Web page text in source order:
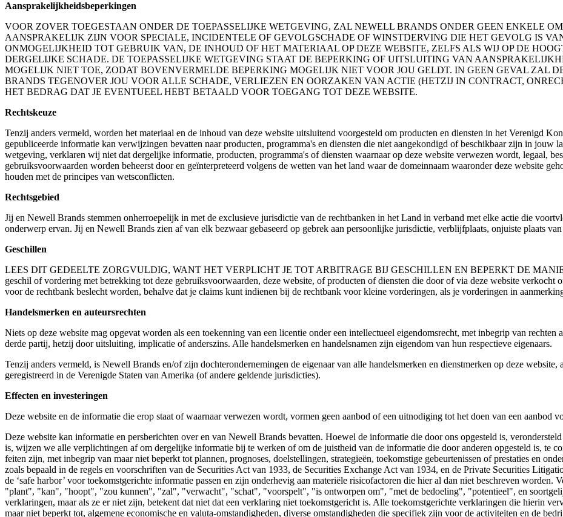
Aansprakelijkheidsbeperkingen
VOOR ZOVER TOEGESTAAN ONDER DE TOEPASSELIJKE WETGEVING, ZAL NEWELL BRANDS ONDER GEEN ENKELE
AANSPRAKELIJK ZIJN VOOR SPECIALE, INCIDENTELE OF GEVOLGSCHADE OF WINSTDERVING DIE HET GEVOLG IS
ONMOGELIJKHEID TOT GEBRUIK VAN, DE INHOUD OF HET MATERIAAL OP DEZE WEBSITE, ZELFS ALS WIJ OP DE
DERGELIJKE SCHADE. DE TOEPASSELIJKE WETGEVING STAAT DE BEPERKING OF UITSLUITING VAN
MOGELIJK NIET TOE, ZODAT BOVENVERMELDE BEPERKING MOGELIJK NIET VOOR JOU GELDT. IN GEEN GEVAL ZAL
BRANDS TEGENOVER JOU VOOR ALLE SCHADE, VERLIEZEN EN OORZAKEN VAN ACTIE (HETZIJ IN CONTRACT,
HET BEDRAG DAT JE EVENTUEEL HEBT BETAALD VOOR TOEGANG TOT DEZE WEBSITE.
Rechtskeuze
Tenzij anders vermeld, worden het materiaal en de inhoud van deze website uitsluitend voorgesteld om producten en diensten in het Verenigd
gepubliceerde informatie kan verwijzingen bevatten naar producten, programma's en diensten die niet aangekondigd of beschikbaar zijn in jouw
wetgeving, verklaren wij niet dat dergelijke informatie, producten, programma's of diensten waarnaar op deze website verwezen wordt, legaal,
gebruiksvoorwaarden worden beheerst door en geïnterpreteerd volgens de wetten van het land waar de domeinnaam waaronder deze website
houden met de principes van wetsconflicten.
Rechtsgebied
Jij en Newell Brands stemmen onherroepelijk in met de exclusieve jurisdictie van de rechtbanken in het Land in verband met elke actie die
onderwerp ervan. Jij en Newell Brands zien af van elk bezwaar gebaseerd op gebrek aan persoonlijke jurisdictie, verblijfplaats, onjuiste plaats
Geschillen
LEES DIT GEDEELTE ZORGVULDIG, WANT HET VERPLICHT JE TOT ARBITRAGE BIJ GESCHILLEN EN BEPERKT DE
geschil of vordering met betrekking tot deze gebruiksvoorwaarden, deze website, of producten of diensten die door of via deze website verkocht
voor de rechtbank beslecht worden, behalve dat je claims kunt indienen bij de rechtbank voor kleine vorderingen, als je vorderingen in
Handelsmerken en auteursrechten
Niets op deze website mag opgevat worden als een toekenning van een licentie onder een intellectueel eigendomsrecht, met inbegrip van
derde partij, hetzij door uitsluiting, implicatie of anderszins. Alle handelsmerken en handelsnamen zijn eigendom van hun respectieve eigenaars.
Tenzij anders vermeld, is Newell Brands en/of zijn dochterondernemingen de eigenaar van alle handelsmerken en dienstmerken op deze
geregistreerd in de Verenigde Staten van Amerika (of andere geldende jurisdicties).
Effecten en investeringen
Deze website en de informatie die erop staat of waarnaar verwezen wordt, vormen geen aanbod of een uitnodiging tot het doen van een aanbod
Deze website kan informatie en persberichten over en van Newell Brands bevatten. Hoewel de informatie die door ons opgesteld is,
is, wijzen we alle verplichtingen af om dergelijke informatie bij te werken of om de juistheid van de informatie die door anderen opgesteld is, te
feiten zijn, met inbegrip van maar niet beperkt tot plannen, prognoses, doelstellingen, strategieën, toekomstige gebeurtenissen of prestaties en
zoals bepaald in de regels en voorschriften van de Securities Act van 1933, de Securities Exchange Act van 1934, en de Private Securities
de ‘safe harbor’ voor toekomstgerichte informatie passen en zijn onderhevig aan materiële risicofactoren die hier al dan niet beschreven
"plant", "kan", "hoopt", "zou kunnen", "zal", "verwacht", "schat", "voorspelt", "is ontworpen om", "met de bedoeling", "potentieel", en
verklaringen, maar als ze er niet zijn, betekent dat niet dat een verklaring niet toekomstgericht is. Alle toekomstgerichte verklaringen die hierin
maar niet beperkt tot, algemene economische en valuta-omstandigheden, diverse omstandigheden die specifiek zijn voor de activiteiten en de